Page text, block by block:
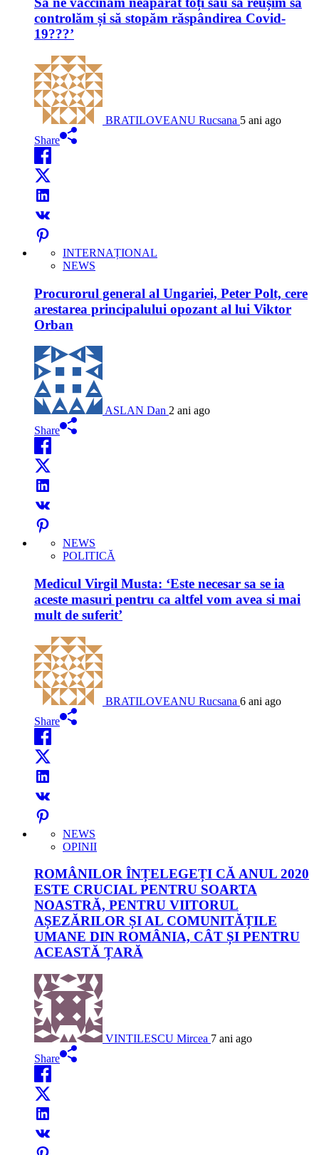
controlăm și să stopăm răspândirea Covid-
19???’
BRATILOVEANU Rucsana 5 ani ago
Share
INTERNAȚIONAL
NEWS
Procurorul general al Ungariei, Peter Polt, cere
arestarea principalului opozant al lui Viktor
Orban
ASLAN Dan 2 ani ago
Share
NEWS
POLITICĂ
Medicul Virgil Musta: ‘Este necesar sa se ia
aceste masuri pentru ca altfel vom avea si mai
mult de suferit’
BRATILOVEANU Rucsana 6 ani ago
Share
NEWS
OPINII
ROMÂNILOR ÎNȚELEGEȚI CĂ ANUL 2020
ESTE CRUCIAL PENTRU SOARTA
NOASTRĂ, PENTRU VIITORUL
AȘEZĂRILOR ȘI AL COMUNITĂȚILE
UMANE DIN ROMÂNIA, CÂT ȘI PENTRU
ACEASTĂ ȚARĂ
VINTILESCU Mircea 7 ani ago
Share